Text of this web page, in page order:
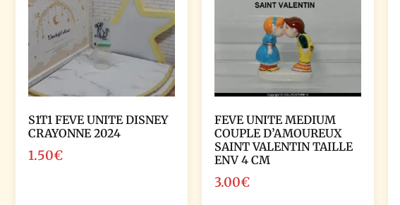
S1T1 FEVE UNITE DISNEY
CRAYONNE 2024
1.50€
FEVE UNITE MEDIUM
COUPLE D’AMOUREUX
SAINT VALENTIN TAILLE
ENV 4 CM
3.00€